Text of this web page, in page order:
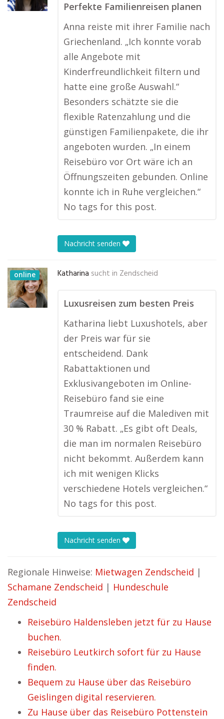
Perfekte Familienreisen planen
Anna reiste mit ihrer Familie nach
Griechenland. „Ich konnte vorab
alle Angebote mit
Kinderfreundlichkeit filtern und
hatte eine große Auswahl.“
Besonders schätzte sie die
flexible Ratenzahlung und die
günstigen Familienpakete, die ihr
angeboten wurden. „In einem
Reisebüro vor Ort wäre ich an
Öffnungszeiten gebunden. Online
konnte ich in Ruhe vergleichen.“
No tags for this post.
Nachricht senden
online Katharina sucht in Zendscheid
Luxusreisen zum besten Preis
Katharina liebt Luxushotels, aber
der Preis war für sie
entscheidend. Dank
Rabattaktionen und
Exklusivangeboten im Online-
Reisebüro fand sie eine
Traumreise auf die Malediven mit
30 % Rabatt. „Es gibt oft Deals,
die man im normalen Reisebüro
nicht bekommt. Außerdem kann
ich mit wenigen Klicks
verschiedene Hotels vergleichen.“
No tags for this post.
Nachricht senden
Regionale Hinweise: Mietwagen Zendscheid |
Schamane Zendscheid | Hundeschule
Zendscheid
Reisebüro Haldensleben jetzt für zu Hause
buchen.
Reisebüro Leutkirch sofort für zu Hause
finden.
Bequem zu Hause über das Reisebüro
Geislingen digital reservieren.
Zu Hause über das Reisebüro Pottenstein